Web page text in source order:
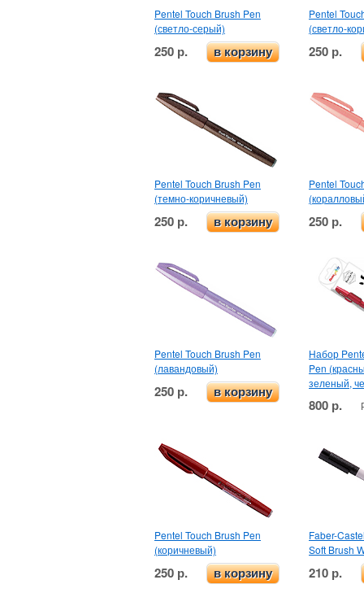
Pentel Touch Brush Pen
(светло-серый)
250 р. в корзину
Pentel
(светло-
250 р.
Pentel Touch Brush Pen
(темно-коричневый)
250 р. в корзину
Pentel
250 р.
Pentel Touch Brush Pen
(лавандовый)
250 р. в корзину
Набор
Pen
зеленый,
800 р.
Pentel Touch Brush Pen
(коричневый)
250 р. в корзину
Faber-
Soft Brush
210 р.